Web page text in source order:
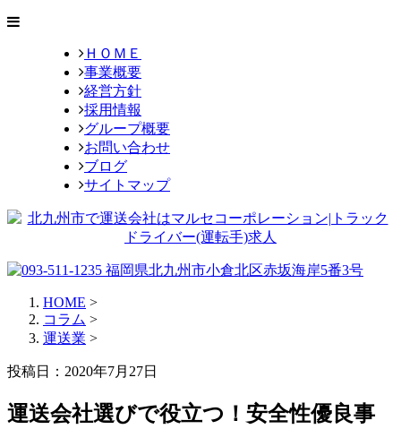
ＨＯＭＥ
事業概要
経営方針
採用情報
グループ概要
お問い合わせ
ブログ
サイトマップ
HOME >
コラム >
運送業 >
投稿日：2020年7月27日
運送会社選びで役立つ！安全性優良事